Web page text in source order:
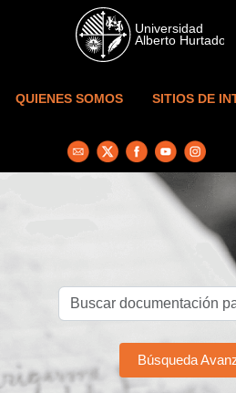
Skip to main content
QUIENES SOMOS SITIOS DE
Búsqueda